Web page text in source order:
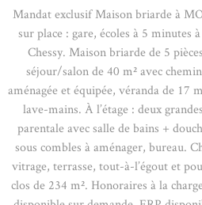
Mandat exclusif Maison briarde à
sur place : gare, écoles à 5 minutes
Chessy. Maison briarde de 5
séjour/salon de 40 m² avec
aménagée et équipée, véranda de 17
lave-mains. À l’étage : deux
parentale avec salle de bains +
sous combles à aménager, bureau.
vitrage, terrasse, tout-à-l’égout et
clos de 234 m². Honoraires à la